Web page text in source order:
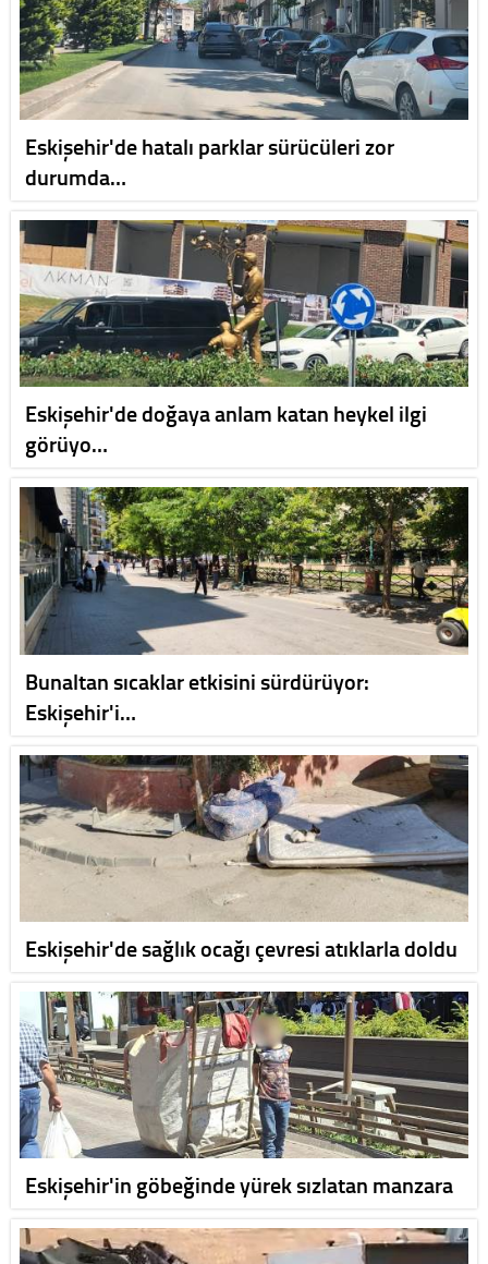
Eskişehir'de hatalı parklar sürücüleri zor
durumda…
Eskişehir'de doğaya anlam katan heykel ilgi
görüyo…
Bunaltan sıcaklar etkisini sürdürüyor:
Eskişehir'i…
Eskişehir'de sağlık ocağı çevresi atıklarla doldu
Eskişehir'in göbeğinde yürek sızlatan manzara